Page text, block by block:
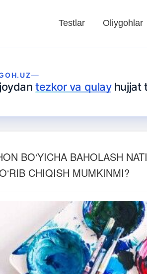
Testlar Oliygohlar
tezkor va qulayhujjat
BO‘YICHA BAHOLASH
CHIQISH MUMKINMI?